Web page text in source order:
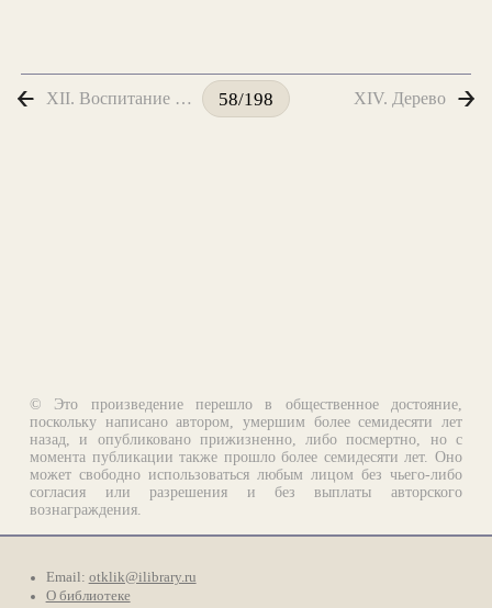
XII. Воспитание Льва 58/198 XIV. Дерево
© Это произведение перешло в общественное достояние,
поскольку написано автором, умершим более семидесяти лет
назад, и опубликовано прижизненно, либо посмертно, но с
момента публикации также прошло более семидесяти лет. Оно
может свободно использоваться любым лицом без чьего-либо
согласия или разрешения и без выплаты авторского
вознаграждения.
Email: otklik@ilibrary.ru
О библиотеке